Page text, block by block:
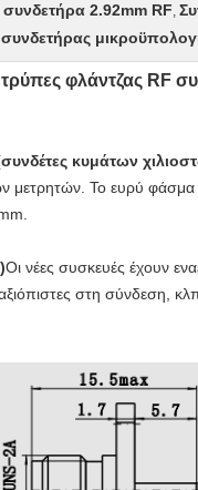
2.92mm RF,
φλάντζας RF
κυμάτων
μετρητών. Το ευρύ
Οι νέες συσκευές έχουν
στη σύνδεση,